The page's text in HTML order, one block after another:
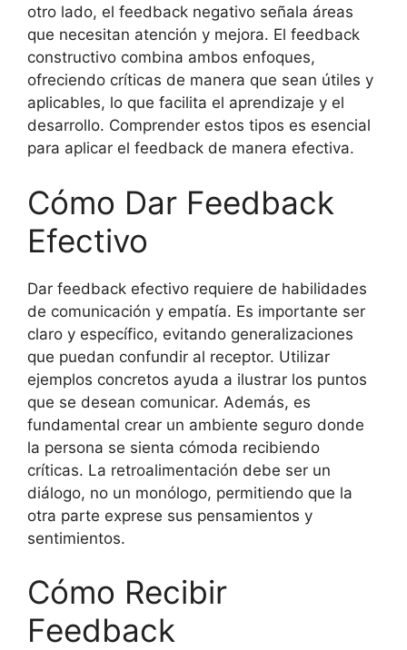
otro lado, el feedback negativo señala áreas
que necesitan atención y mejora. El feedback
constructivo combina ambos enfoques,
ofreciendo críticas de manera que sean útiles y
aplicables, lo que facilita el aprendizaje y el
desarrollo. Comprender estos tipos es esencial
para aplicar el feedback de manera efectiva.
Cómo Dar Feedback
Efectivo
Dar feedback efectivo requiere de habilidades
de comunicación y empatía. Es importante ser
claro y específico, evitando generalizaciones
que puedan confundir al receptor. Utilizar
ejemplos concretos ayuda a ilustrar los puntos
que se desean comunicar. Además, es
fundamental crear un ambiente seguro donde
la persona se sienta cómoda recibiendo
críticas. La retroalimentación debe ser un
diálogo, no un monólogo, permitiendo que la
otra parte exprese sus pensamientos y
sentimientos.
Cómo Recibir
Feedback